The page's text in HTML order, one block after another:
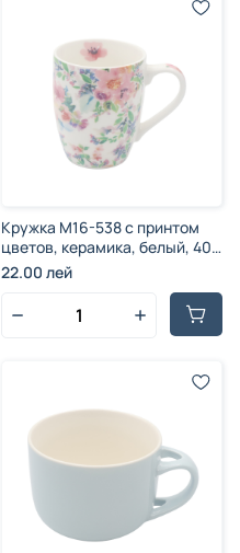
Кружка M16-538 c принтом
цветов, керамика, белый, 400
мл, 10.4x8.2 см
22.00 лей